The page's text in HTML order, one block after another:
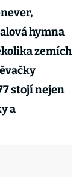
hymna
zemích
stojí nejen
a